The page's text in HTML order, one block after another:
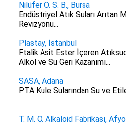
Nilüfer O. S. B., Bursa
Endüstriyel Atık Suları Arıtan
Revizyonu...
Plastay, İstanbul
Ftalik Asit Ester İçeren
Alkol ve Su Geri Kazanımı...
SASA, Adana
PTA Kule Sularından Su ve
T. M. O. Alkaloid Fabrikası,